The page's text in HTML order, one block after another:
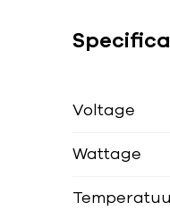
Voltage
Wattage